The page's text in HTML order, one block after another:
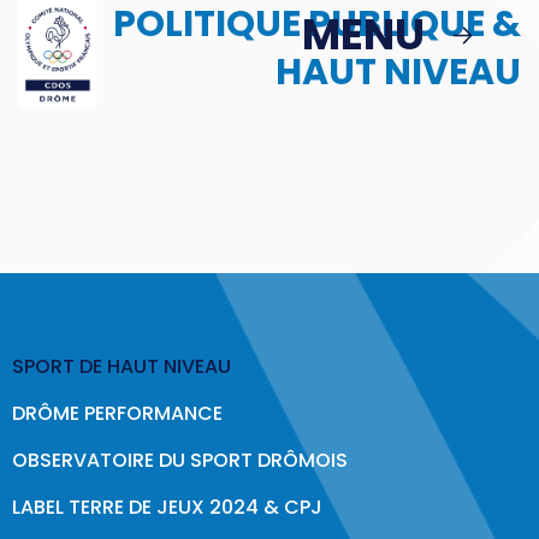
Passer au contenu principalMENU
MBS
Podcast : Le Sport en Face
> Le Sport en Face : Épisode 1
Politique Publique & Haut Niveau
Éducation & Citoyenneté
Sport & Santé
MENU
POLITIQUE PUBLIQUE &
HAUT NIVEAU
SPORT DE HAUT NIVEAU
DRÔME PERFORMANCE
OBSERVATOIRE DU SPORT DRÔMOIS
LABEL TERRE DE JEUX 2024 & CPJ